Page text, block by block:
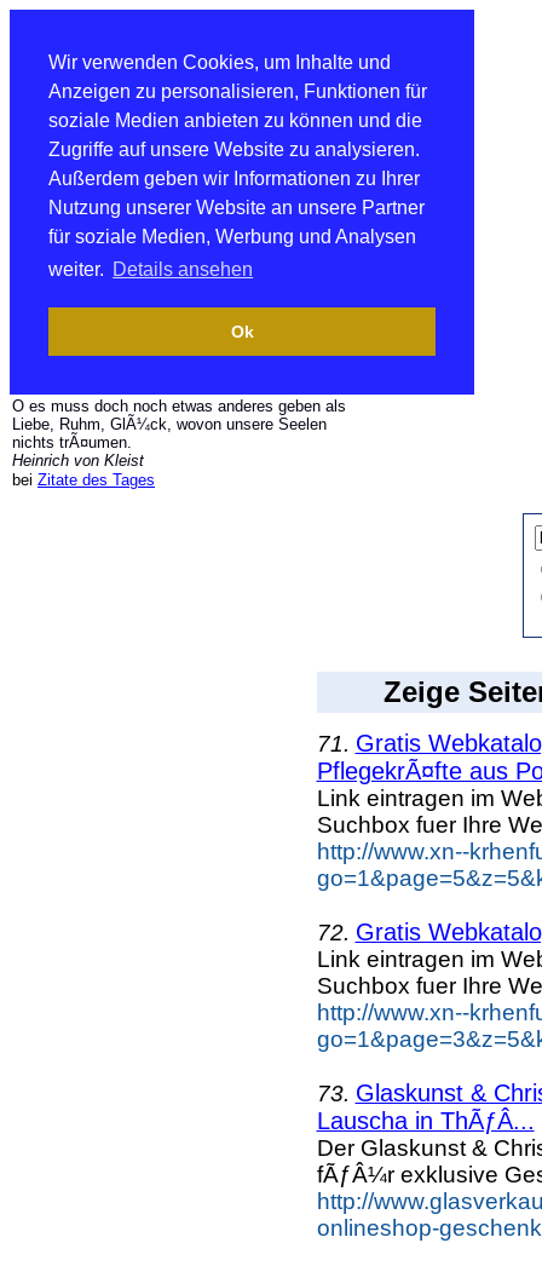
Wir verwenden Cookies, um Inhalte und
Anzeigen zu personalisieren, Funktionen für
soziale Medien anbieten zu können und die
Zugriffe auf unsere Website zu analysieren.
Außerdem geben wir Informationen zu Ihrer
Nutzung unserer Website an unsere Partner
für soziale Medien, Werbung und Analysen
weiter. Details ansehen
Ok
O es muss doch noch etwas anderes geben als
Liebe, Ruhm, GlÃ¼ck, wovon unsere Seelen
nichts trÃ¤umen.
Heinrich von Kleist
bei Zitate des Tages
Zeige
71. Gratis
PflegekrÃ¤fte aus
Link eintragen im
Suchbox fuer Ihre
http://www.xn--
72. Gratis
Link eintragen im
Suchbox fuer Ihre
http://www.xn--
73. Glaskunst &
Lauscha in ThÃƒÂ...
Der Glaskunst &
fÃƒÂ¼r exklusive
http://
onlineshop-